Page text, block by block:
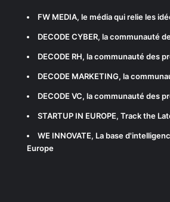
FW MEDIA, le média qui relie les
DECODE CYBER, la communauté
DECODE RH, la communauté des
DECODE MARKETING, la
DECODE VC, la communauté des
STARTUP IN EUROPE, Track the
WE INNOVATE, La base
Europe